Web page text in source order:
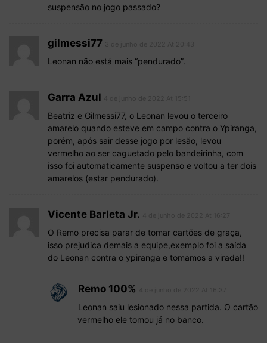
suspensão no jogo passado?
gilmessi77
Leonan não está mais “pendurado”.
Garra Azul
Beatriz e Gilmessi77, o Leonan levou o terceiro
amarelo quando esteve em campo contra o Ypiranga,
porém, após sair desse jogo por lesão, levou
vermelho ao ser caguetado pelo bandeirinha, com
isso foi automaticamente suspenso e voltou a ter dois
amarelos (estar pendurado).
Vicente Barleta Jr.
O Remo precisa parar de tomar cartões de graça,
isso prejudica demais a equipe,exemplo foi a saída
do Leonan contra o ypiranga e tomamos a virada!!
Remo 100%
Leonan saiu lesionado nessa partida. O cartão
vermelho ele tomou já no banco.